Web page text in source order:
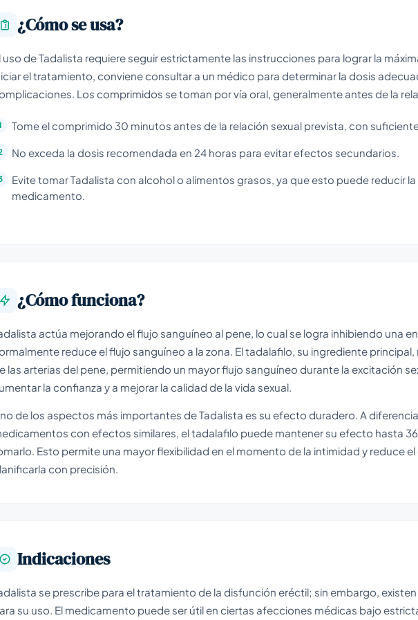
¿Cómo se usa?
uso de Tadalista requiere seguir estrictamente las instrucciones para lograr la
el tratamiento, conviene consultar a un médico para determinar la dosis
Los comprimidos se toman por vía oral, generalmente antes de la
Tome el comprimido 30 minutos antes de la relación sexual prevista, con
No exceda la dosis recomendada en 24 horas para evitar efectos secundarios.
Evite tomar Tadalista con alcohol o alimentos grasos, ya que esto puede reducir
medicamento.
¿Cómo funciona?
actúa mejorando el flujo sanguíneo al pene, lo cual se logra inhibiendo una
reduce el flujo sanguíneo a la zona. El tadalafilo, su ingrediente principal,
las arterias del pene, permitiendo un mayor flujo sanguíneo durante la excitación
la confianza y a mejorar la calidad de la vida sexual.
de los aspectos más importantes de Tadalista es su efecto duradero. A
con efectos similares, el tadalafilo puede mantener su efecto hasta
Esto permite una mayor flexibilidad en el momento de la intimidad y reduce
con precisión.
Indicaciones
se prescribe para el tratamiento de la disfunción eréctil; sin embargo,
su uso. El medicamento puede ser útil en ciertas afecciones médicas bajo